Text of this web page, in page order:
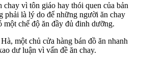
vì tôn giáo hay thói quen của bản
phải là lý do để những người ăn chay
chế độ ăn đầy đủ đinh dưỡng.
một chủ cửa hàng bán đồ ăn nhanh
dư luận vì vấn đề ăn chay.